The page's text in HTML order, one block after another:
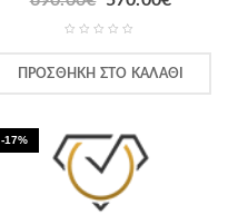
ΠΡΟΣΘΉΚΗ ΣΤΟ ΚΑΛΆΘΙ
-17%